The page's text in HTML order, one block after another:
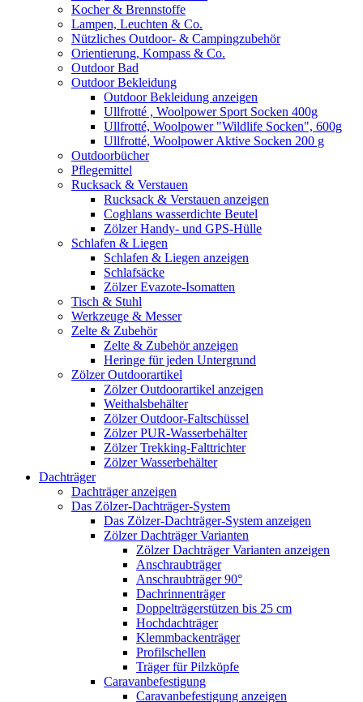
Kocher & Brennstoffe
Lampen, Leuchten & Co.
Nützliches Outdoor- & Campingzubehör
Orientierung, Kompass & Co.
Outdoor Bad
Outdoor Bekleidung
Outdoor Bekleidung anzeigen
Ullfrotté , Woolpower Sport Socken 400g
Ullfrotté, Woolpower "Wildlife Socken", 600g
Ullfrotté, Woolpower Aktive Socken 200 g
Outdoorbücher
Pflegemittel
Rucksack & Verstauen
Rucksack & Verstauen anzeigen
Coghlans wasserdichte Beutel
Zölzer Handy- und GPS-Hülle
Schlafen & Liegen
Schlafen & Liegen anzeigen
Schlafsäcke
Zölzer Evazote-Isomatten
Tisch & Stuhl
Werkzeuge & Messer
Zelte & Zubehör
Zelte & Zubehör anzeigen
Heringe für jeden Untergrund
Zölzer Outdoorartikel
Zölzer Outdoorartikel anzeigen
Weithalsbehälter
Zölzer Outdoor-Faltschüssel
Zölzer PUR-Wasserbehälter
Zölzer Trekking-Falttrichter
Zölzer Wasserbehälter
Dachträger
Dachträger anzeigen
Das Zölzer-Dachträger-System
Das Zölzer-Dachträger-System anzeigen
Zölzer Dachträger Varianten
Zölzer Dachträger Varianten anzeigen
Anschraubträger
Anschraubträger 90°
Dachrinnenträger
Doppelträgerstützen bis 25 cm
Hochdachträger
Klemmbackenträger
Profilschellen
Träger für Pilzköpfe
Caravanbefestigung
Caravanbefestigung anzeigen